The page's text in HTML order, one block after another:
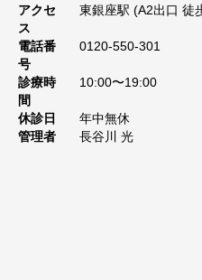
アクセ
ス
東銀座駅 (A2出口 徒
電話番
号
0120-550-301
診療時
間
10:00〜19:00
休診日
年中無休
管理者
長谷川 光